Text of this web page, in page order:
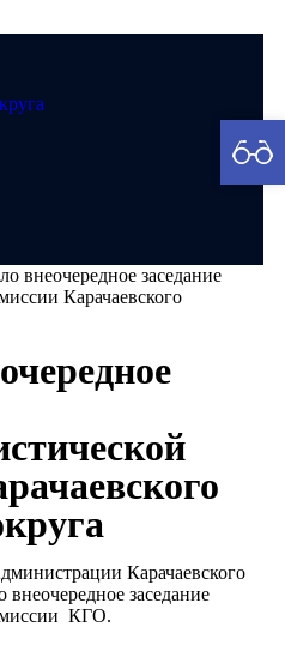
внеочередное заседание
Карачаевского
Карачаевского
внеочередное заседание
КГО.